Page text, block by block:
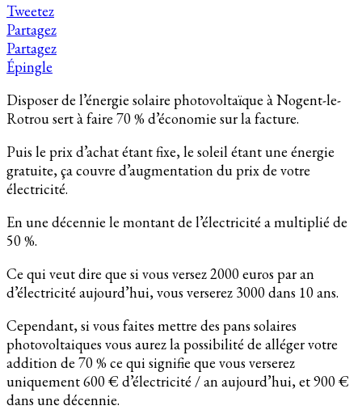
Tweetez
Partagez
Partagez
Épingle
Disposer de l’énergie solaire photovoltaïque à Nogent-le-
Rotrou sert à faire 70 % d’économie sur la facture.
Puis le prix d’achat étant fixe, le soleil étant une énergie
gratuite, ça couvre d’augmentation du prix de votre
électricité.
En une décennie le montant de l’électricité a multiplié de
50 %.
Ce qui veut dire que si vous versez 2000 euros par an
d’électricité aujourd’hui, vous verserez 3000 dans 10 ans.
Cependant, si vous faites mettre des pans solaires
photovoltaiques vous aurez la possibilité de alléger votre
addition de 70 % ce qui signifie que vous verserez
uniquement 600 € d’électricité / an aujourd’hui, et 900 €
dans une décennie.